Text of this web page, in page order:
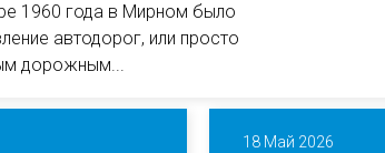
1960 года в Мирном было
автодорог, или просто
дорожным...
18 Май 2026